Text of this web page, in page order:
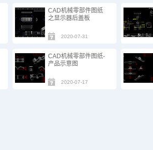
CAD机械零部件图纸
之显示器后盖板
2020-07-31
CAD机械零部件图纸-
产品示意图
2020-07-17